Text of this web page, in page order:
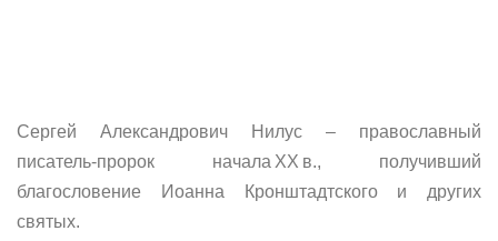
Сергей Александрович Нилус – православный
писатель‑пророк начала XX в., получивший
благословение Иоанна Кронштадтского и других
святых.